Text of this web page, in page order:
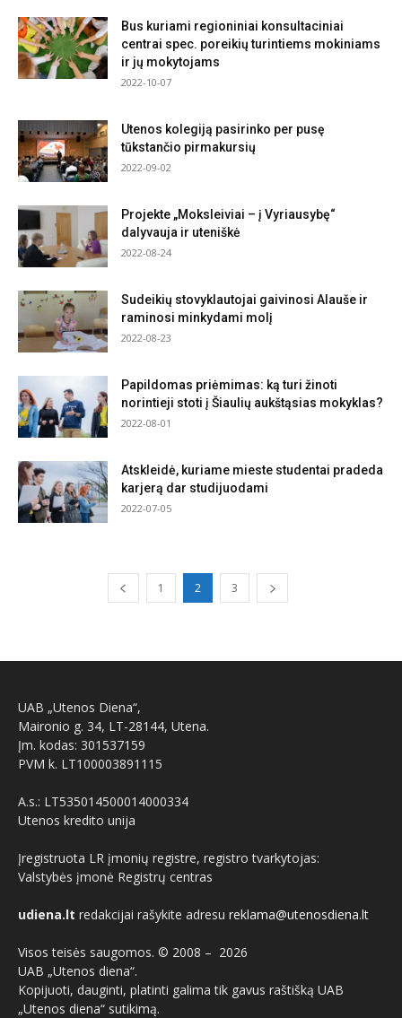
Bus kuriami regioniniai konsultaciniai
centrai spec. poreikių turintiems mokiniams
ir jų mokytojams
2022-10-07
Utenos kolegiją pasirinko per pusę
tūkstančio pirmakursių
2022-09-02
Projekte „Moksleiviai – į Vyriausybę“
dalyvauja ir uteniškė
2022-08-24
Sudeikių stovyklautojai gaivinosi Alauše ir
raminosi minkydami molį
2022-08-23
Papildomas priėmimas: ką turi žinoti
norintieji stoti į Šiaulių aukštąsias mokyklas?
2022-08-01
Atskleidė, kuriame mieste studentai pradeda
karjerą dar studijuodami
2022-07-05
1 2 3
UAB „Utenos Diena“,
Maironio g. 34, LT-28144, Utena.
Įm. kodas: 301537159
PVM k. LT100003891115
A.s.: LT535014500014000334
Utenos kredito unija
Įregistruota LR įmonių registre, registro tvarkytojas:
Valstybės įmonė Registrų centras
udiena.lt redakcijai rašykite adresu reklama@utenosdiena.lt
Visos teisės saugomos. © 2008 – 2026
UAB „Utenos diena“.
Kopijuoti, dauginti, platinti galima tik gavus raštišką UAB
„Utenos diena“ sutikimą.